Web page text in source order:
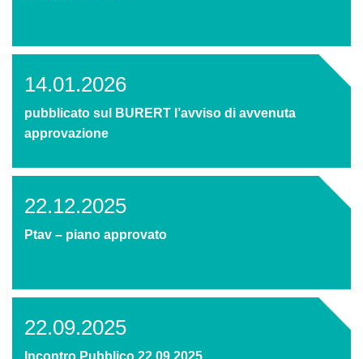
14.01.2026
pubblicato sul BURERT l’avviso di avvenuta
approvazione
22.12.2025
Ptav – piano approvato
22.09.2025
Incontro Pubblico 22.09.2025